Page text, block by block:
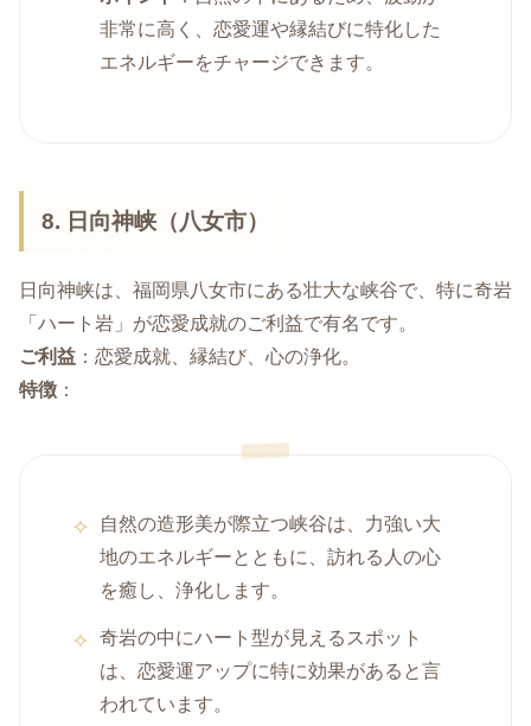
非常に高く、恋愛運や縁結びに特化した
エネルギーをチャージできます。
8. 日向神峡（八女市）
日向神峡は、福岡県八女市にある壮大な峡谷で、特に奇岩
「ハート岩」が恋愛成就のご利益で有名です。
ご利益 ：恋愛成就、縁結び、心の浄化。
特徴 ：
自然の造形美が際立つ峡谷は、力強い大
地のエネルギーとともに、訪れる人の心
を癒し、浄化します。
奇岩の中にハート型が見えるスポット
は、恋愛運アップに特に効果があると言
われています。